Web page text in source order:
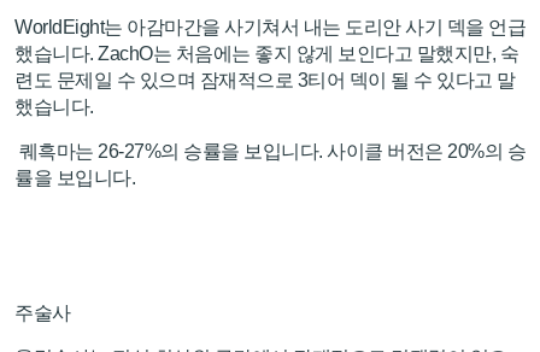
WorldEight는 아감마간을 사기쳐서 내는 도리안 사기 덱을 언급
했습니다. ZachO는 처음에는 좋지 않게 보인다고 말했지만, 숙
련도 문제일 수 있으며 잠재적으로 3티어 덱이 될 수 있다고 말
했습니다.
퀘흑마는 26-27%의 승률을 보입니다. 사이클 버전은 20%의 승
률을 보입니다.
주술사